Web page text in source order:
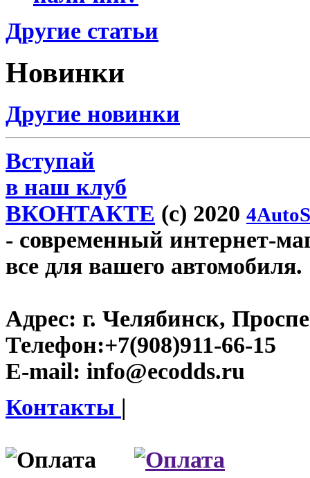
Другие статьи
Новинки
Другие новинки
Вступай
в наш клуб
ВКОНТАКТЕ (c) 2020
- современный интернет-
все для вашего автомобиля.
Адрес: г. Челябинск,
Телефон:+7(908)911-66-15
E-mail: info@ecodds.ru
Контакты |